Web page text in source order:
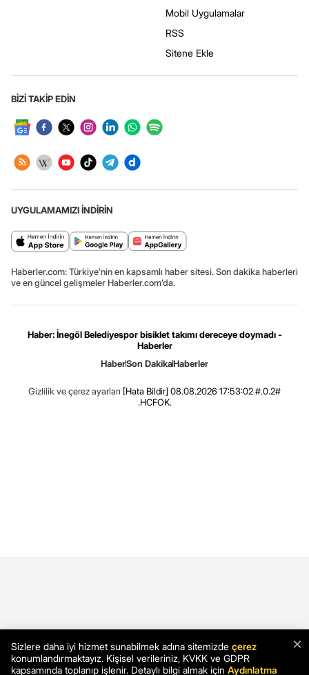
Mobil Uygulamalar
RSS
Sitene Ekle
BİZİ TAKİP EDİN
UYGULAMAMIZI İNDİRİN
Haberler.com: Türkiye’nin en kapsamlı haber sitesi. Son dakika haberleri
ve en güncel gelişmeler Haberler.com’da.
Haber: İnegöl Belediyespor bisiklet takımı dereceye doymadı -
Haberler
HaberSon DakikaHaberler
Gizlilik ve çerez ayarları [Hata Bildir] 08.08.2026 17:53:02 #.0.2#
.HCFOK.
×
Sizlere daha iyi hizmet sunabilmek adına sitemizde çerez
konumlandırmaktayız. Kişisel verileriniz, KVKK ve GDPR
kapsamında toplanıp işlenir. Detaylı bilgi almak için Aydınlatma